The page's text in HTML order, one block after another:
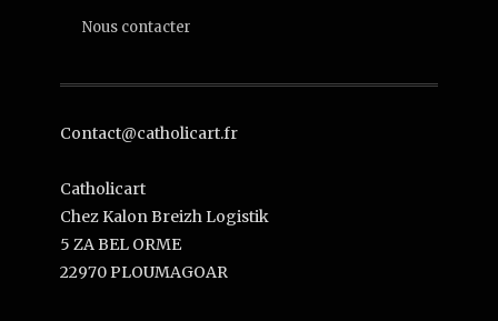
Nous contacter
Contact@catholicart.fr
Catholicart
Chez Kalon Breizh Logistik
5 ZA BEL ORME
22970 PLOUMAGOAR